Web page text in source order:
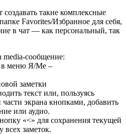
такие комплексные
Favorites/Избранное для себя,
в чат — как персональный, так
media-сообщение:
в меню Я/Me –
заметки
текст или, пользуясь
экрана кнопками, добавить
или аудио.
«<» для сохранения текущей
всех заметок.